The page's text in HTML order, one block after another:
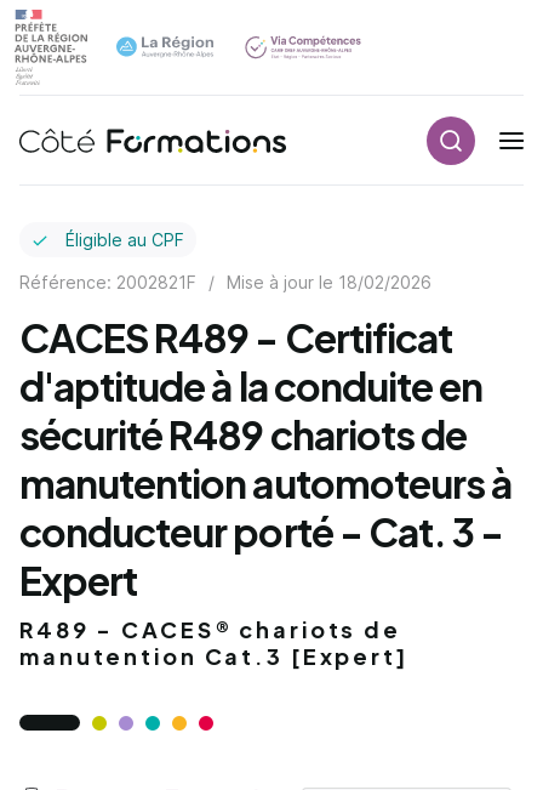
Navigation principale
Éligible au CPF
Référence: 2002821F / Mise à jour le 18/02/2026
CACES R489 - Certificat
d'aptitude à la conduite en
sécurité R489 chariots de
manutention automoteurs à
conducteur porté - Cat. 3 -
Expert
R489 - CACES® chariots de
manutention Cat.3 [Expert]